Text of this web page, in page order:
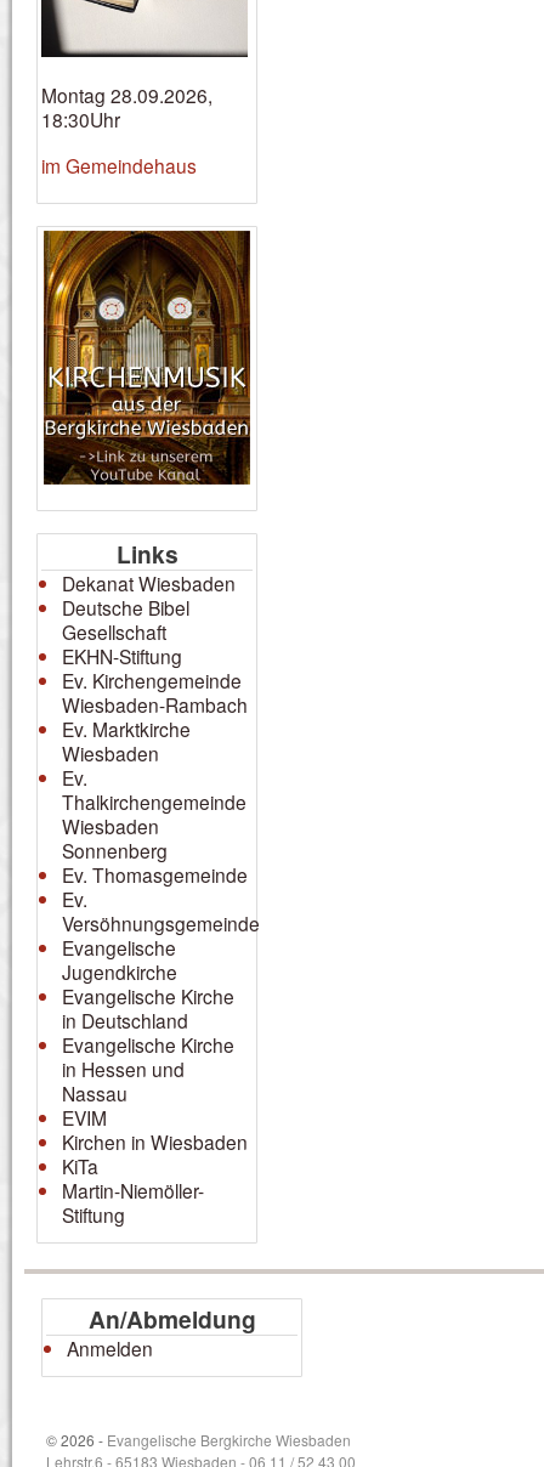
Montag 28.09.2026,
18:30Uhr
im Gemeindehaus
Links
Dekanat Wiesbaden
Deutsche Bibel
Gesellschaft
EKHN-Stiftung
Ev. Kirchengemeinde
Wiesbaden-Rambach
Ev. Marktkirche
Wiesbaden
Ev.
Thalkirchengemeinde
Wiesbaden
Sonnenberg
Ev. Thomasgemeinde
Ev.
Versöhnungsgemeinde
Evangelische
Jugendkirche
Evangelische Kirche
in Deutschland
Evangelische Kirche
in Hessen und
Nassau
EVIM
Kirchen in Wiesbaden
KiTa
Martin-Niemöller-
Stiftung
An/Abmeldung
Anmelden
© 2026 - Evangelische Bergkirche Wiesbaden
Lehrstr.6 - 65183 Wiesbaden - 06 11 / 52 43 00